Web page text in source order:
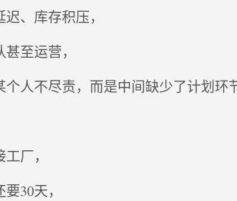
、库存积压，
至运营，
人不尽责，而是中间缺少了计划环
厂，
30天，